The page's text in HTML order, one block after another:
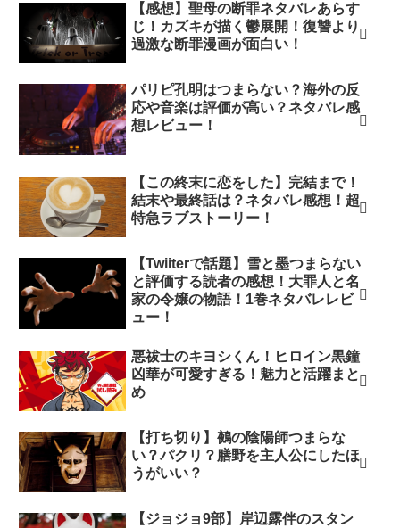
【感想】聖母の断罪ネタバレあらす
じ！カズキが描く鬱展開！復讐より
過激な断罪漫画が面白い！
パリピ孔明はつまらない？海外の反
応や音楽は評価が高い？ネタバレ感
想レビュー！
【この終末に恋をした】完結まで！
結末や最終話は？ネタバレ感想！超
特急ラブストーリー！
【Twiiterで話題】雪と墨つまらない
と評価する読者の感想！大罪人と名
家の令嬢の物語！1巻ネタバレレビ
ュー！
悪祓士のキヨシくん！ヒロイン黒鐘
凶華が可愛すぎる！魅力と活躍まと
め
【打ち切り】鵺の陰陽師つまらな
い？パクリ？膳野を主人公にしたほ
うがいい？
【ジョジョ9部】岸辺露伴のスタン